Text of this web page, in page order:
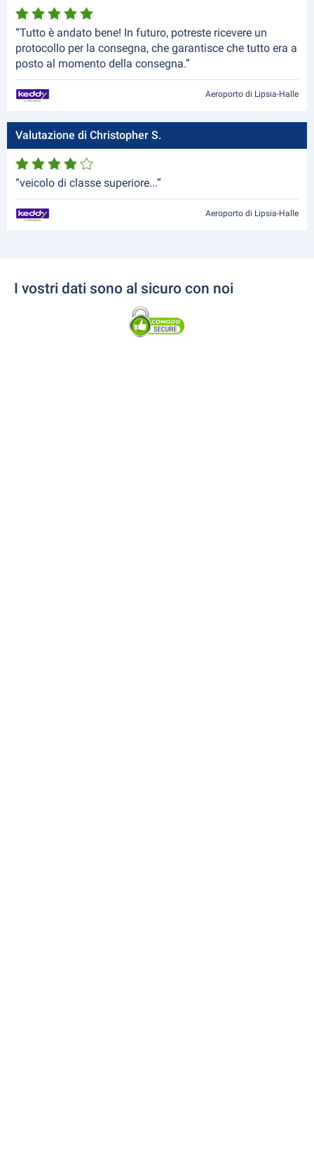
“Tutto è andato bene! In futuro, potreste ricevere un
protocollo per la consegna, che garantisce che tutto era a
posto al momento della consegna.”
Aeroporto di Lipsia-Halle
Valutazione di Christopher S.
“veicolo di classe superiore...”
Aeroporto di Lipsia-Halle
I vostri dati sono al sicuro con noi